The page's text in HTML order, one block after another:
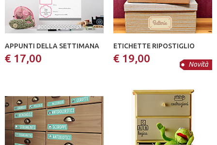
APPUNTI DELLA SETTIMANA
€ 17,00 Novità
ETICHETTE RIPOSTIGLIO
€ 19,00